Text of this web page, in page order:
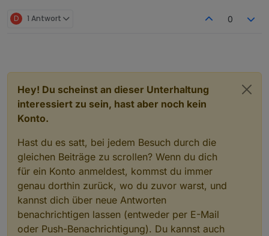
D 1 Antwort 0
Hey! Du scheinst an dieser Unterhaltung
interessiert zu sein, hast aber noch kein
Konto.
Hast du es satt, bei jedem Besuch durch die
gleichen Beiträge zu scrollen? Wenn du dich
für ein Konto anmeldest, kommst du immer
genau dorthin zurück, wo du zuvor warst, und
kannst dich über neue Antworten
benachrichtigen lassen (entweder per E-Mail
oder Push-Benachrichtigung). Du kannst auch